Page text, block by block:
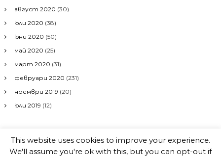
август 2020 (30)
юли 2020 (38)
юни 2020 (50)
май 2020 (25)
март 2020 (31)
февруари 2020 (231)
ноември 2019 (20)
юли 2019 (12)
Авторско право © 2026RILA.WS All rights reserved. Theme: Flash
by ThemeGrill. Powered byWordPress
This website uses cookies to improve your experience.
We'll assume you're ok with this, but you can opt-out if